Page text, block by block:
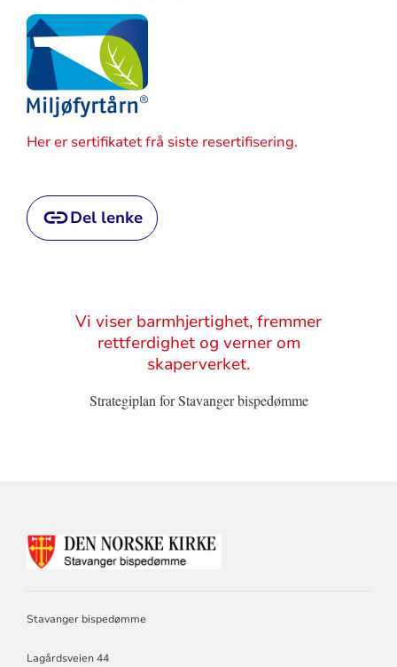
Her er sertifikatet frå siste resertifisering.
Del lenke
SitatVi viser barmhjertighet, fremmer
rettferdighet og verner om
skaperverket.
Strategiplan for Stavanger bispedømme
Stavanger bispedømme
Lagårdsveien 44